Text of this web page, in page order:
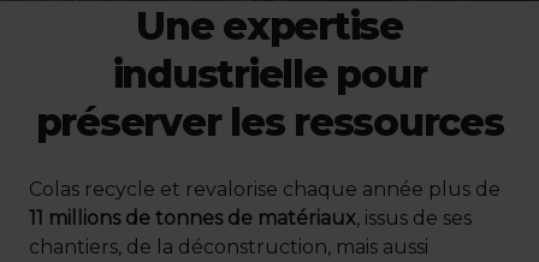
Une expertise
industrielle pour
préserver les ressources
Colas recycle et revalorise chaque année plus de
11 millions de tonnes de matériaux, issus de ses
chantiers, de la déconstruction, mais aussi